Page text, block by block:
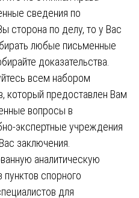
сведения по
сторона по делу, то у Вас
любые письменные
доказательства.
всем набором
который предоставлен Вам
вопросы в
экспертные учреждения
заключения.
аналитическую
спорного
для